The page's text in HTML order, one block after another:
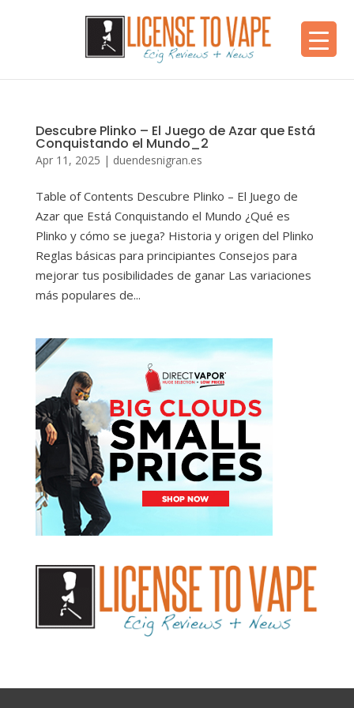
Descubre Plinko – El Juego de Azar que Está
Conquistando el Mundo_2
Apr 11, 2025 | duendesnigran.es
Table of Contents Descubre Plinko – El Juego de
Azar que Está Conquistando el Mundo ¿Qué es
Plinko y cómo se juega? Historia y origen del Plinko
Reglas básicas para principiantes Consejos para
mejorar tus posibilidades de ganar Las variaciones
más populares de...